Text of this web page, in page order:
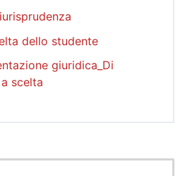
dello studente
giuridica_Di
scelta